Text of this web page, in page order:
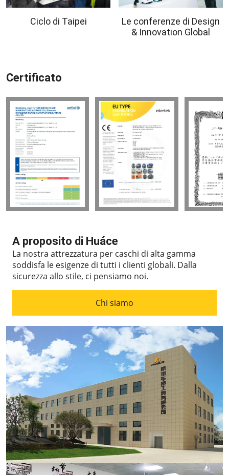
Ciclo di Taipei
Le conferenze di Design
& Innovation Global
Certificato
A proposito di Huáce
La nostra attrezzatura per caschi di alta gamma
soddisfa le esigenze di tutti i clienti globali. Dalla
sicurezza allo stile, ci pensiamo noi.
Chi siamo